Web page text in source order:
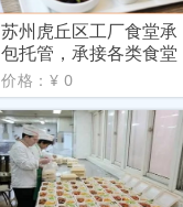
苏州虎丘区工厂食堂承
包托管，承接各类食堂
承包
价格：¥ 0